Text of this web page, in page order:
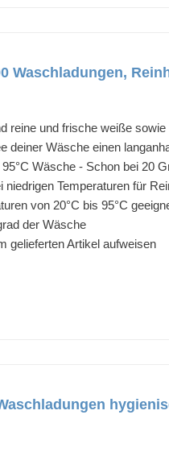
Waschladungen,
reine und frische weiße
deiner Wäsche einen
Wäsche - Schon bei 20
Temperaturen für
von 20°C bis 95°C
der Wäsche
gelieferten Artikel aufweisen